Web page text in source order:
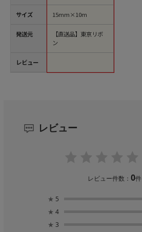
サイズ
発送元
レビュー
15mm×10m
【直送品】東京リボ
ン
レビュー
レビュー件数：0件
★ 5
★ 4
★ 3